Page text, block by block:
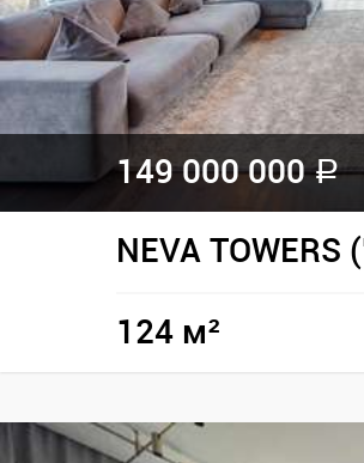
149 000 000a
NEVA
124 м²